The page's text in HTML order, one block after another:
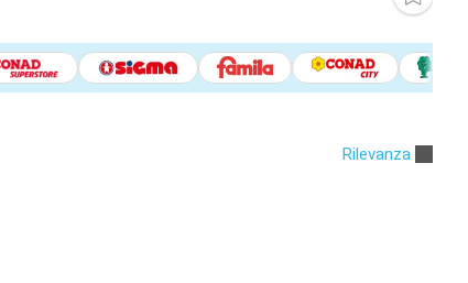
Rilevanza